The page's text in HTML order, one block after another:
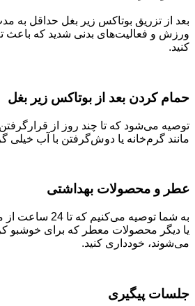
ورزش و فعالیت‌های بدنی شدید که باعث
کنید.
حمام کردن بعد از بوتاکس زیر بغل
توصیه می‌شود که تا چند روز از
مانند گرم‌خانه یا دوش‌گرفتن با آب خیلی
عطر و محصولات بهداشتی
به شما توصیه
یا دیگر محصولات معطر که برای خوشبو
می‌شوند، خودداری کنید.
جلسات پیگیری